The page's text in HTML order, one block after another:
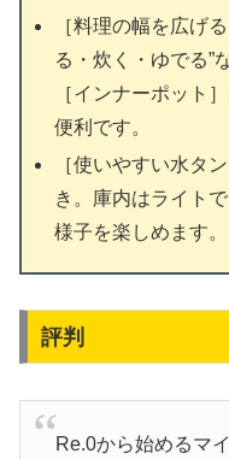
［料理の幅を広げ
る・炊く・ゆでる”
［インナーポット
便利です。
［使いやすい水タ
き。庫内はライト
様子を楽しめます。
評判
Re.0から始めるマ